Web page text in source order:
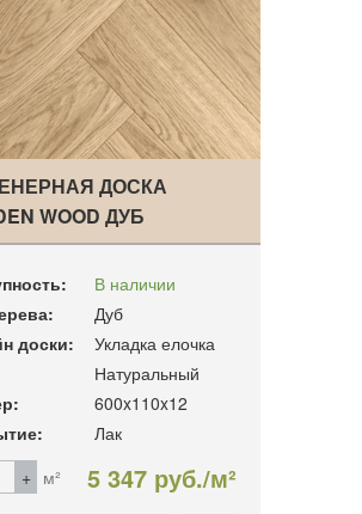
ДОСКА
WOOD ДУБ
…
В наличии
Дуб
доски:
Укладка елочка
Натуральный
600x110x12
Лак
м²
5 347 руб./м²